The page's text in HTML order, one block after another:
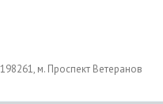
м. Проспект Ветеранов